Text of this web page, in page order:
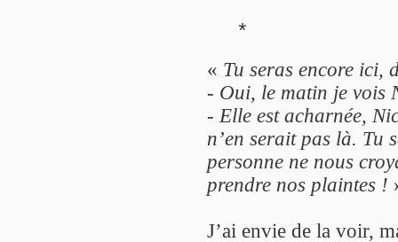
*
« Tu seras encore ici,
- Oui, le matin je vois
-Elle est acharnée,
n’en serait pas là. Tu
personne ne nous
prendre nos plaintes !
J’ai envie de la voir,